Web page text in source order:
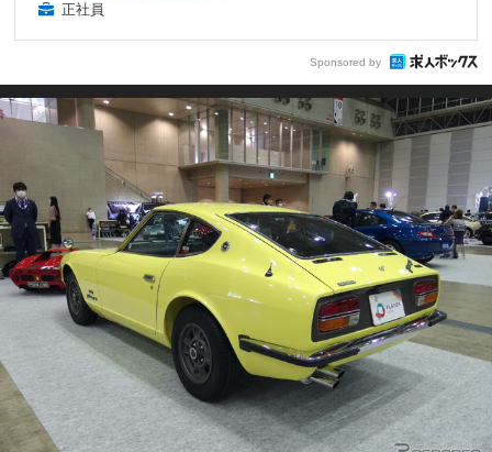
正社員
Sponsored by